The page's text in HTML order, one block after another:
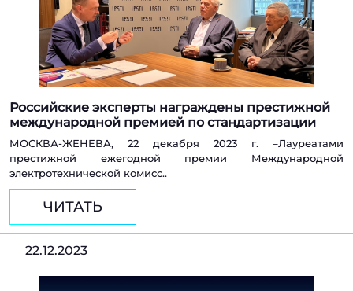
Российские эксперты награждены престижной
международной премией по стандартизации
МОСКВА-ЖЕНЕВА, 22 декабря 2023 г. –Лауреатами
престижной ежегодной премии Международной
электротехнической комисс..
ЧИТАТЬ
22.12.2023